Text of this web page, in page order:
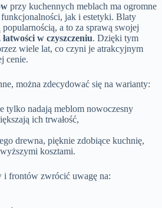
przy kuchennych meblach ma ogromne
jak i estetyki. Blaty
a to za sprawą swojej
łatwości w czyszczeniu. Dzięki tym
wiele lat, co czyni je atrakcyjnym
cenie.
można zdecydować się na warianty:
tylko nadają meblom nowoczesny
ich trwałość,
drewna, pięknie zdobiące kuchnię,
kosztami.
i frontów zwrócić uwagę na: